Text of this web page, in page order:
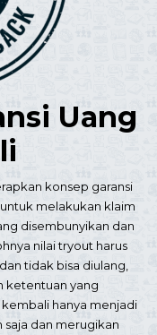
Uang
konsep garansi
melakukan klaim
disembunyikan dan
nilai tryout harus
tidak bisa diulang,
ketentuan yang
hanya menjadi
dan merugikan